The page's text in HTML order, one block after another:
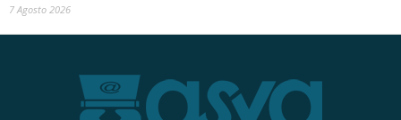
7 Agosto 2026